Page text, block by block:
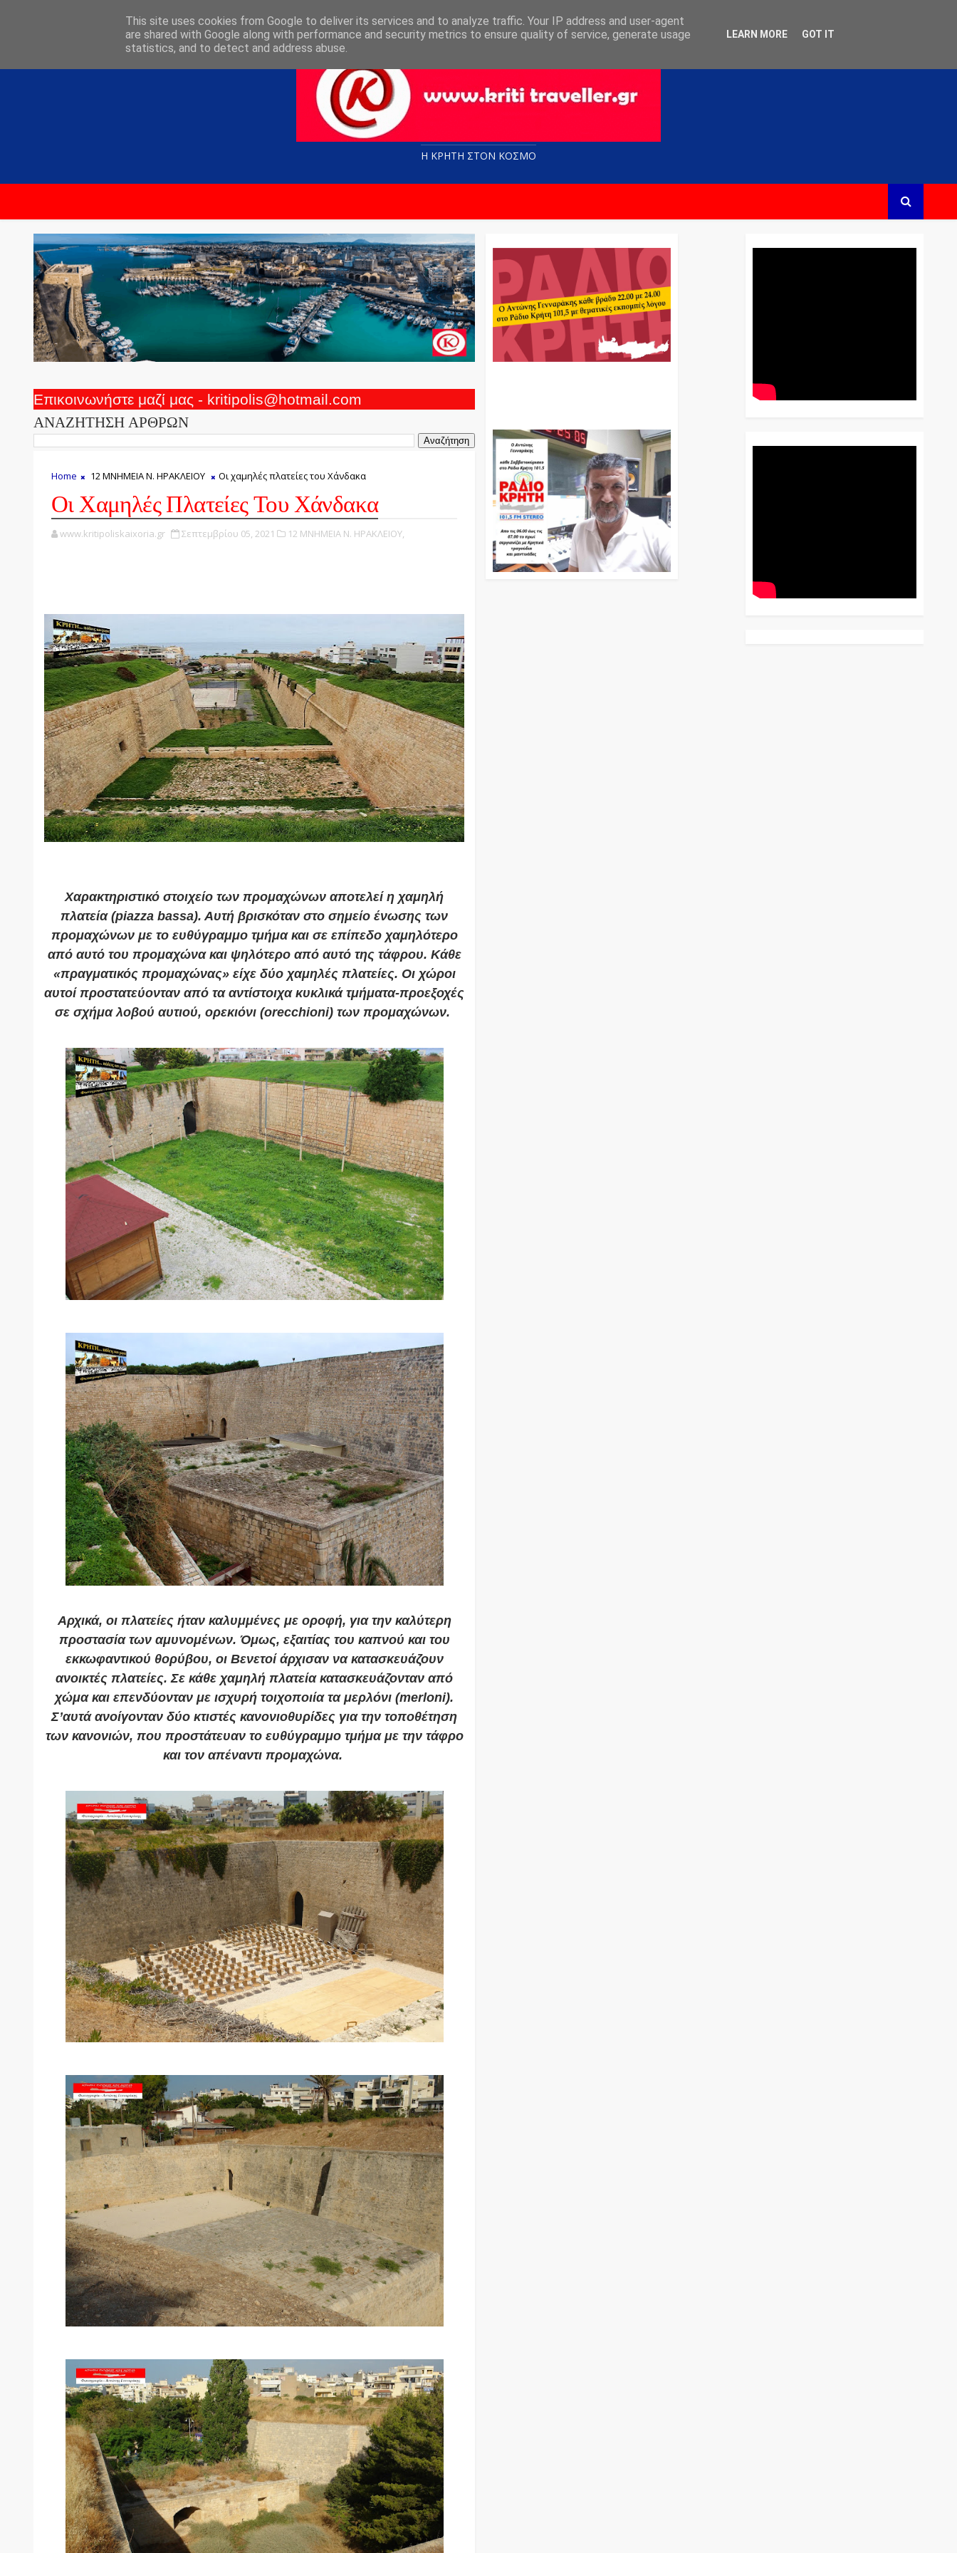
Η ΚΡΗΤΗ ΣΤΟN KOΣΜΟ
Επικοινωνήστε μαζί μας - kritipolis@hotmail.com
ΑΝΑΖΗΤΗΣΗ ΑΡΘΡΩΝ
Home 12 ΜΝΗΜΕΙΑ Ν. ΗΡΑΚΛΕΙΟΥ Οι χαμηλές πλατείες του Χάνδακα
Οι Χαμηλές Πλατείες Του Χάνδακα
www.kritipoliskaixoria.gr Σεπτεμβρίου 05, 2021 12 ΜΝΗΜΕΙΑ Ν. ΗΡΑΚΛΕΙΟΥ,
Χαρακτηριστικό στοιχείο των προμαχώνων αποτελεί η χαμηλή
πλατεία (piazza bassa). Αυτή βρισκόταν στο σημείο ένωσης των
προμαχώνων με το ευθύγραμμο τμήμα και σε επίπεδο χαμηλότερο
από αυτό του προμαχώνα και ψηλότερο από αυτό της τάφρου. Κάθε
«πραγματικός προμαχώνας» είχε δύο χαμηλές πλατείες. Οι χώροι
αυτοί προστατεύονταν από τα αντίστοιχα κυκλικά τμήματα-προεξοχές
σε σχήμα λοβού αυτιού, ορεκιόνι (orecchioni) των προμαχώνων.
Αρχικά, οι πλατείες ήταν καλυμμένες με οροφή, για την καλύτερη
προστασία των αμυνομένων. Όμως, εξαιτίας του καπνού και του
εκκωφαντικού θορύβου, οι Βενετοί άρχισαν να κατασκευάζουν
ανοικτές πλατείες. Σε κάθε χαμηλή πλατεία κατασκευάζονταν από
χώμα και επενδύονταν με ισχυρή τοιχοποιία τα μερλόνι (merloni).
Σ’αυτά ανοίγονταν δύο κτιστές κανονιοθυρίδες για την τοποθέτηση
των κανονιών, που προστάτευαν το ευθύγραμμο τμήμα με την τάφρο
και τον απέναντι προμαχώνα.
This site uses cookies from Google to deliver its services and to analyze traffic. Your IP address and user-agent
are shared with Google along with performance and security metrics to ensure quality of service, generate usage
statistics, and to detect and address abuse.
LEARN MORE GOT IT